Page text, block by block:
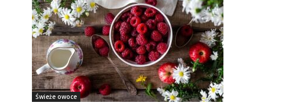
Świeże owoce